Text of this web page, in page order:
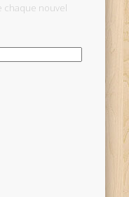
chaque nouvel